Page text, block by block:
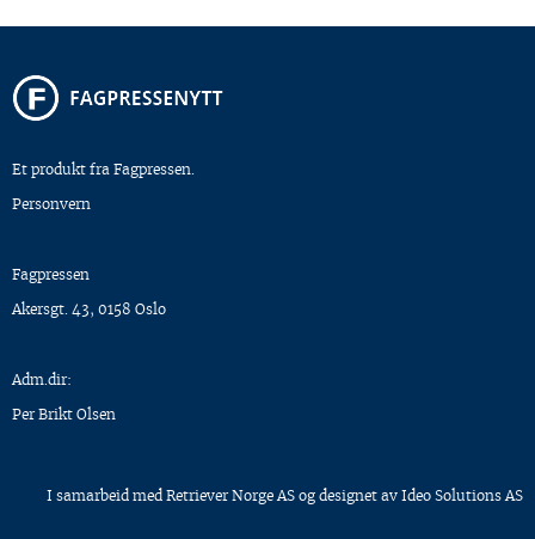
Et produkt fra Fagpressen.
Personvern
Fagpressen
Akersgt. 43, 0158 Oslo
Adm.dir:
Per Brikt Olsen
I samarbeid med Retriever Norge AS og designet av Ideo Solutions AS